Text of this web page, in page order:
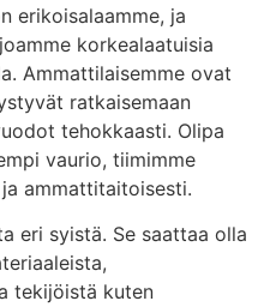
erikoisalaamme, ja
korkealaatuisia
Ammattilaisemme ovat
ratkaisemaan
tehokkaasti. Olipa
vaurio, tiimimme
ammattitaitoisesti.
eri syistä. Se saattaa olla
tekijöistä kuten